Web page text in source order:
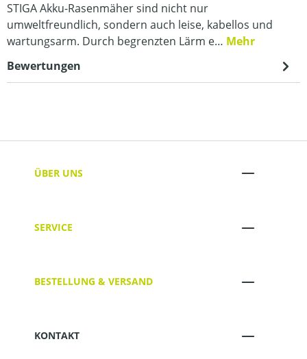
STIGA Akku-Rasenmäher sind nicht nur
umweltfreundlich, sondern auch leise, kabellos und
wartungsarm. Durch begrenzten Lärm e… Mehr
Bewertungen
ÜBER UNS
SERVICE
BESTELLUNG & VERSAND
KONTAKT